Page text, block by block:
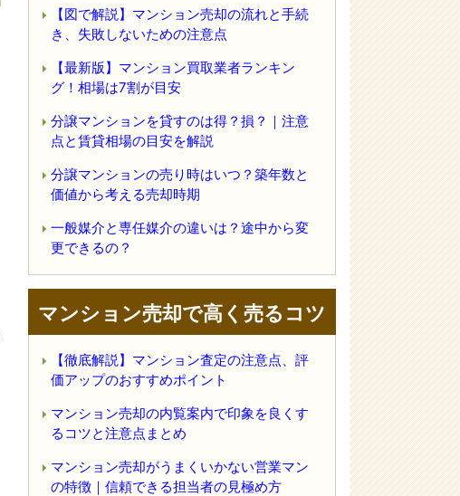
【図で解説】マンション売却の流れと手続
き、失敗しないための注意点
【最新版】マンション買取業者ランキン
グ！相場は7割が目安
分譲マンションを貸すのは得？損？｜注意
点と賃貸相場の目安を解説
分譲マンションの売り時はいつ？築年数と
価値から考える売却時期
一般媒介と専任媒介の違いは？途中から変
更できるの？
マンション売却で高く売るコツ
【徹底解説】マンション査定の注意点、評
価アップのおすすめポイント
マンション売却の内覧案内で印象を良くす
るコツと注意点まとめ
マンション売却がうまくいかない営業マン
の特徴｜信頼できる担当者の見極め方